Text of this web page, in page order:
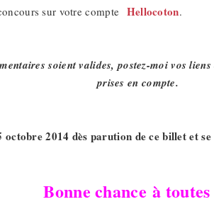
sur votre compte Hellocoton.
soient valides, postez-moi vos
prises en compte.
octobre 2014 dès parution de ce billet et
Bonne chance à